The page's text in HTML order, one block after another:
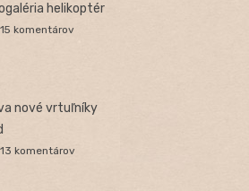
helikoptér
15 komentárov
nové vrtuľníky
13 komentárov